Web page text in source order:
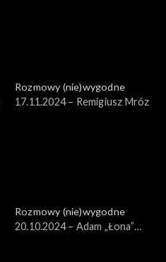
Rozmowy (nie)wygodne
17.11.2024 – Remigiusz Mróz
Rozmowy (nie)wygodne
20.10.2024 – Adam „Łona”